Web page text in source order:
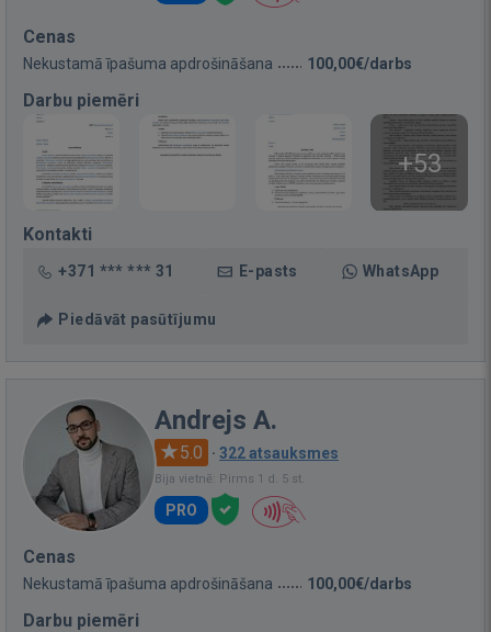
Cenas
Nekustamā īpašuma apdrošināšana 100,00€/darbs
Darbu piemēri
+53
Kontakti
+371 *** *** 31 E-pasts WhatsApp
Piedāvāt pasūtījumu
Andrejs A.
5.0 · 322 atsauksmes
Bija vietnē: Pirms 1 d. 5 st.
PRO
Cenas
Nekustamā īpašuma apdrošināšana 100,00€/darbs
Darbu piemēri